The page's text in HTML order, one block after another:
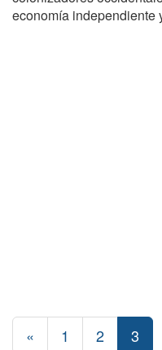
economía independiente
« 1 2 3